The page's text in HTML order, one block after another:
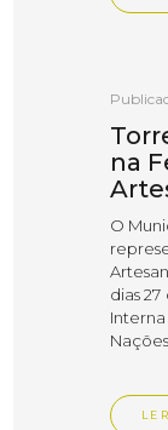
na
O
dias
Nações.